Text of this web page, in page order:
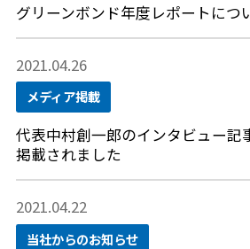
グリーンボンド年度レポートにつ
2021.04.26
メディア掲載
代表中村創一郎のインタビュー記
掲載されました
2021.04.22
当社からのお知らせ